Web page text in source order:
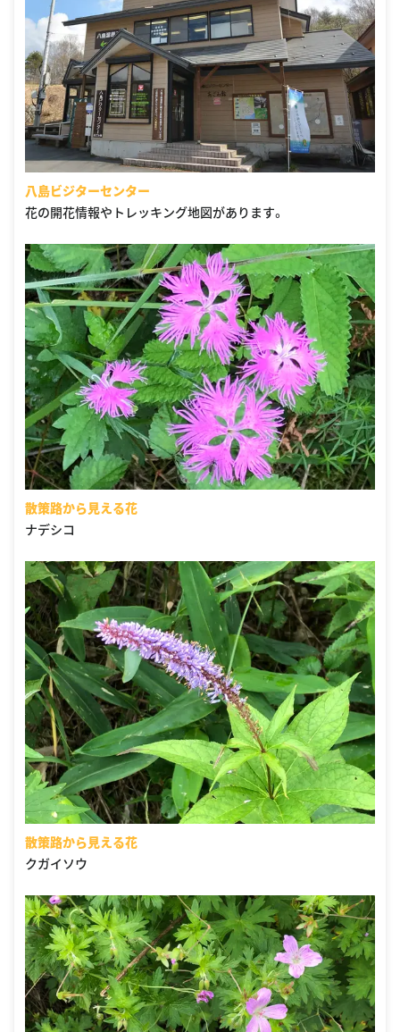
八島ビジターセンター
花の開花情報やトレッキング地図があります。
散策路から見える花
ナデシコ
散策路から見える花
クガイソウ